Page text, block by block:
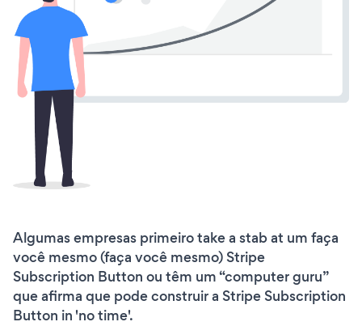
Algumas empresas primeiro take a stab at um faça
você mesmo (faça você mesmo) Stripe
Subscription Button ou têm um “computer guru”
que afirma que pode construir a Stripe Subscription
Button in 'no time'.